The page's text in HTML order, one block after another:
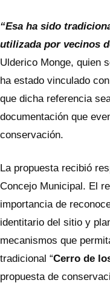
“Esa ha sido
utilizada por vecinos
Ulderico Monge, quien
ha estado vinculado
que dicha referencia
documentación que
conservación.
La propuesta recibió
Concejo Municipal. El
importancia de
identitario del sitio y
mecanismos que
tradicional “Cerro de
propuesta de